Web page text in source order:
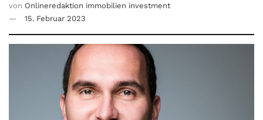
von Onlineredaktion immobilien investment
15. Februar 2023